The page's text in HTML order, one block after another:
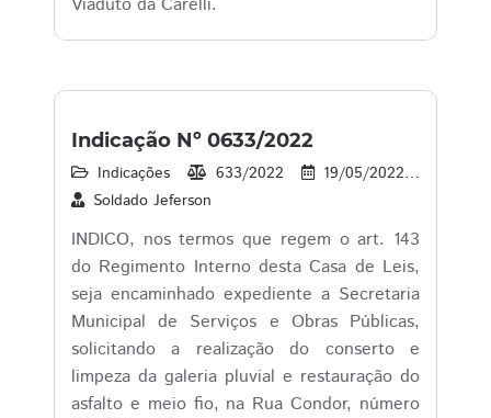
Indicação Nº 0633/2022
Indicações 633/2022 19/05/2022
Soldado Jeferson
INDICO, nos termos que regem o art. 143
do Regimento Interno desta Casa de Leis,
seja encaminhado expediente a Secretaria
Municipal de Serviços e Obras Públicas,
solicitando a realização do conserto e
limpeza da galeria pluvial e restauração do
asfalto e meio fio, na Rua Condor, número